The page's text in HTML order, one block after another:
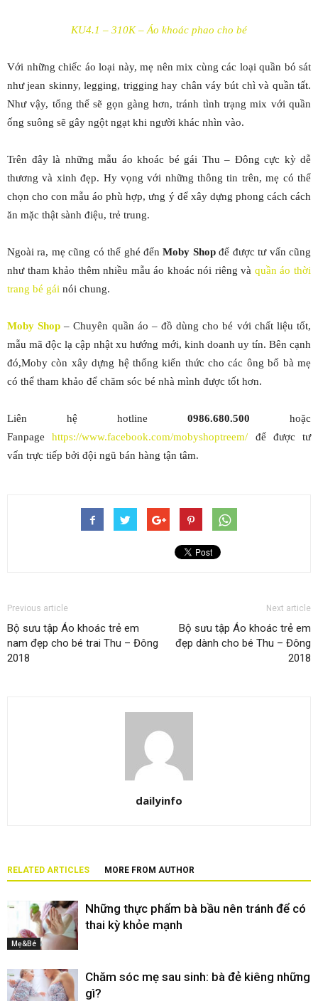
KU4.1 – 310K – Áo khoác phao cho bé
Với những chiếc áo loại này, mẹ nên mix cùng các loại quần bó sát
như jean skinny, legging, trigging hay chân váy bút chì và quần tất.
Như vậy, tổng thể sẽ gọn gàng hơn, tránh tình trạng mix với quần
ống suông sẽ gây ngột ngạt khi người khác nhìn vào.
Trên đây là những mẫu áo khoác bé gái Thu – Đông cực kỳ dễ
thương và xinh đẹp. Hy vọng với những thông tin trên, mẹ có thể
chọn cho con mẫu áo phù hợp, ưng ý để xây dựng phong cách cách
ăn mặc thật sành điệu, trẻ trung.
Ngoài ra, mẹ cũng có thể ghé đếnMoby Shopđể được tư vấn cũng
như tham khảo thêm nhiều mẫu áo khoác nói riêng và quần áo thời
trang bé gái nói chung.
Moby Shop – Chuyên quần áo – đồ dùng cho bé với chất liệu tốt,
mẫu mã độc lạ cập nhật xu hướng mới, kinh doanh uy tín. Bên cạnh
đó,Moby còn xây dựng hệ thống kiến thức cho các ông bố bà mẹ
có thể tham khảo để chăm sóc bé nhà mình được tốt hơn.
Liên hệ hotline 0986.680.500 hoặc
Fanpagehttps://www.facebook.com/mobyshoptreem/ để được tư
vấn trực tiếp bởi đội ngũ bán hàng tận tâm.
Previous article
Bộ sưu tập Áo khoác trẻ em
nam đẹp cho bé trai Thu – Đông
2018
Next article
Bộ sưu tập Áo khoác trẻ em
đẹp dành cho bé Thu – Đông
2018
dailyinfo
RELATED ARTICLES MORE FROM AUTHOR
Mẹ&Bé
Những thực phẩm bà bầu nên tránh để có
thai kỳ khỏe mạnh
Chăm sóc mẹ sau sinh: bà đẻ kiêng những
gì?